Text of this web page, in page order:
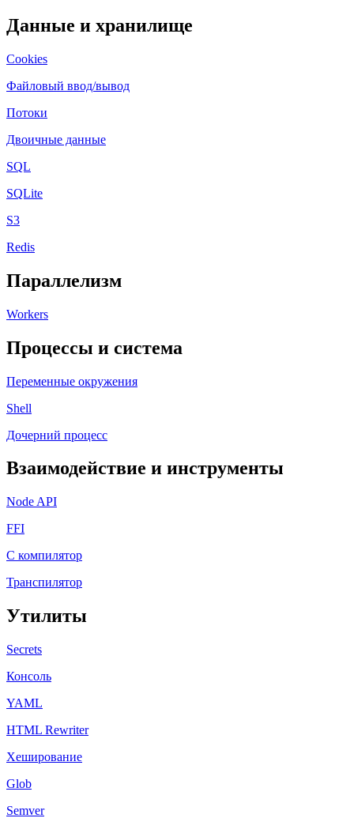
Данные и хранилище
Cookies
Файловый ввод/вывод
Потоки
Двоичные данные
SQL
SQLite
S3
Redis
Параллелизм
Workers
Процессы и система
Переменные окружения
Shell
Дочерний процесс
Взаимодействие и инструменты
Node API
FFI
C компилятор
Транспилятор
Утилиты
Secrets
Консоль
YAML
HTML Rewriter
Хеширование
Glob
Semver